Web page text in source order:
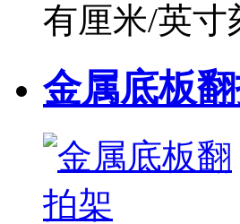
有厘米/英寸
金属底板